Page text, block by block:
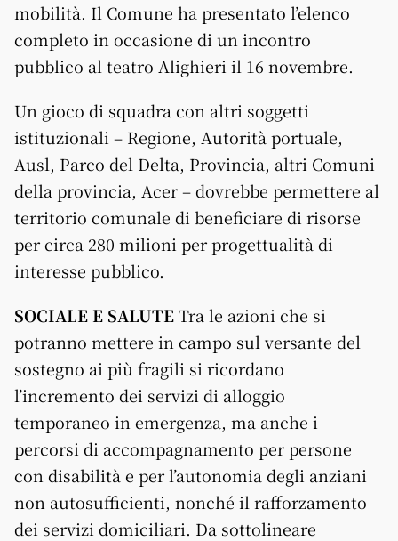
mobilità. Il Comune ha presentato l’elenco
completo in occasione di un incontro
pubblico al teatro Alighieri il 16 novembre.
Un gioco di squadra con altri soggetti
istituzionali – Regione, Autorità portuale,
Ausl, Parco del Delta, Provincia, altri Comuni
della provincia, Acer – dovrebbe permettere al
territorio comunale di beneficiare di risorse
per circa 280 milioni per progettualità di
interesse pubblico.
SOCIALE E SALUTETra le azioni che si
potranno mettere in campo sul versante del
sostegno ai più fragili si ricordano
l’incremento dei servizi di alloggio
temporaneo in emergenza, ma anche i
percorsi di accompagnamento per persone
con disabilità e per l’autonomia degli anziani
non autosufficienti, nonché il rafforzamento
dei servizi domiciliari. Da sottolineare